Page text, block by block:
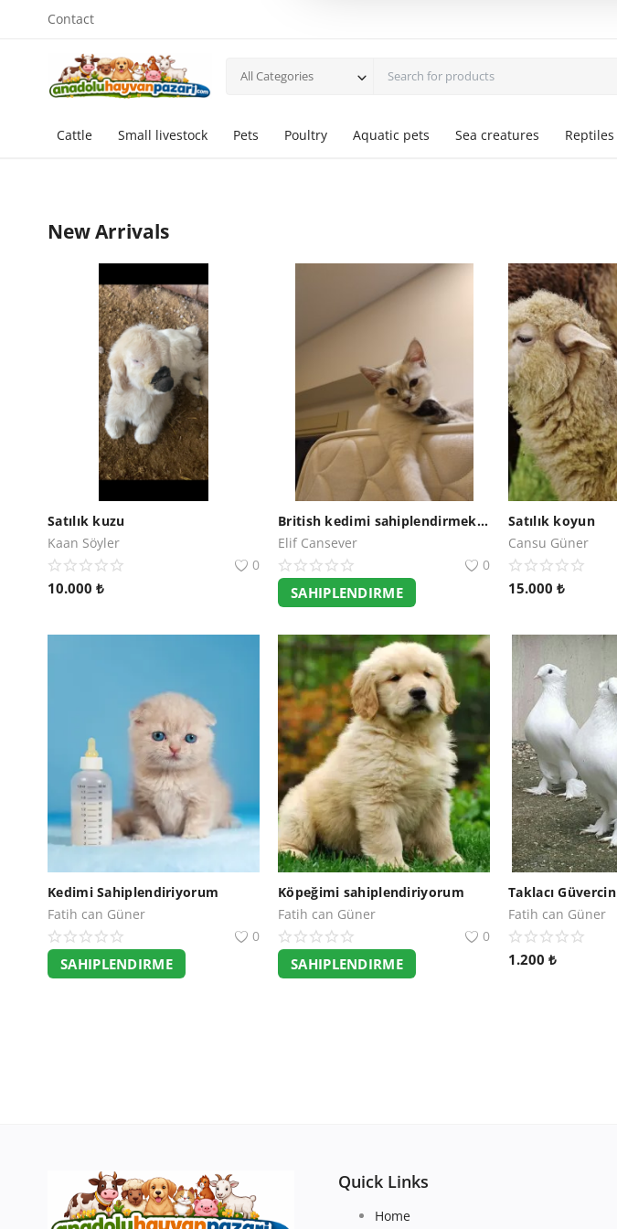
Contact
All Categories
Cattle Small livestock Pets Poultry Aquatic pets Sea creatures Reptiles
New Arrivals
Satılık kuzu
Kaan Söyler
0
10.000 ₺
British kedimi sahiplendirmek istiyorum
Elif Cansever
0
SAHIPLENDIRME
Satılık koyun
Cansu Güner
15.000 ₺
Kedimi Sahiplendiriyorum
Fatih can Güner
0
SAHIPLENDIRME
Köpeğimi sahiplendiriyorum
Fatih can Güner
0
SAHIPLENDIRME
Taklacı Güvercin
Fatih can Güner
1.200 ₺
Quick Links
Home